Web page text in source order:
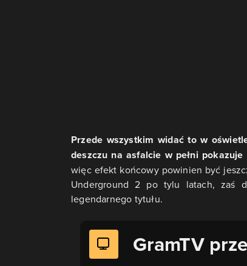
Przede wszystkim widać to w
deszczu na asfalcie w pełni
więc efekt końcowy powinien być
Underground 2 po tylu latach, zaś
legendarnego tytułu.
GramTV